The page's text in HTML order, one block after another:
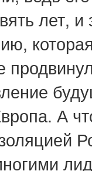
лет, и
А